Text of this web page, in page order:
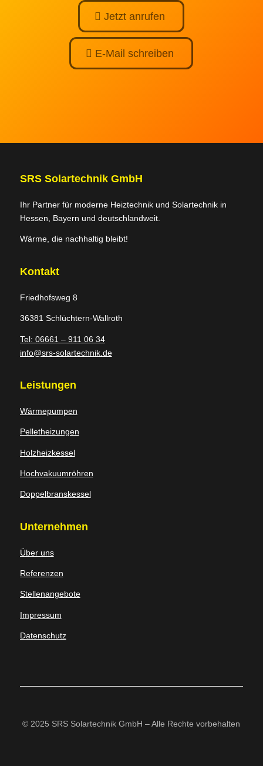
Jetzt anrufen
E-Mail schreiben
SRS Solartechnik GmbH
Ihr Partner für moderne Heiztechnik und Solartechnik in
Hessen, Bayern und deutschlandweit.
Wärme, die nachhaltig bleibt!
Kontakt
Friedhofsweg 8
36381 Schlüchtern-Wallroth
Tel: 06661 – 911 06 34
info@srs-solartechnik.de
Leistungen
Wärmepumpen
Pelletheizungen
Holzheizkessel
Hochvakuumröhren
Doppelbranskessel
Unternehmen
Über uns
Referenzen
Stellenangebote
Impressum
Datenschutz
© 2025 SRS Solartechnik GmbH – Alle Rechte vorbehalten